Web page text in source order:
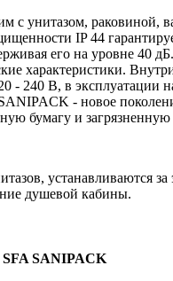
с унитазом,
IP 44
его на уровне 40
характеристики.
- 240 В, в эксплуатации
- новое
бумагу и
устанавливаются
душевой кабины.
SFA SANIPACK